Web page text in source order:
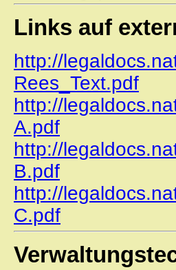
Links auf
http://
Rees_Text.pdf
http://
A.pdf
http://
B.pdf
http://
C.pdf